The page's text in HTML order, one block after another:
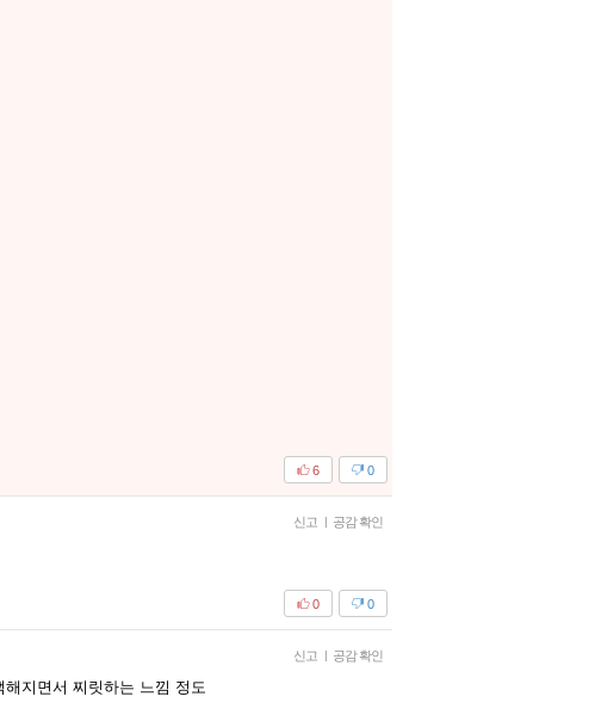
0
6
신고 | 공감 확인
0
0
신고 | 공감 확인
지면서 찌릿하는 느낌 정도